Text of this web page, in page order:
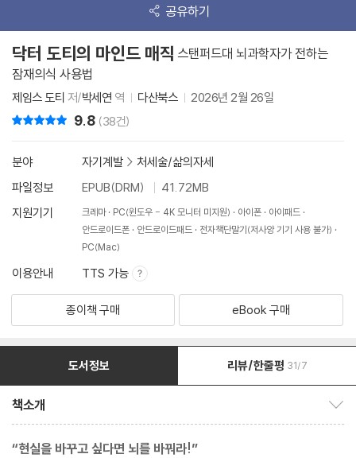
공유하기
닥터 도티의 마인드 매직 스탠퍼드대 뇌과학자가 전하는
잠재의식 사용법
제임스 도티 저/박세연 역 다산북스 2026년 2월 26일
9.8 (38건)
분야 자기계발 > 처세술/삶의자세
파일정보
EPUB(DRM)
41.72MB
지원기기
크레마 PC(윈도우 - 4K 모니터 미지원) 아이폰
아이패드
안드로이드폰
안드로이드패드
전자책단말기(저사양 기기 사용 불가)
PC(Mac)
이용안내 TTS 가능
종이책 구매 eBook 구매
도서정보 리뷰/한줄평 31/7
책소개
“현실을 바꾸고 싶다면 뇌를 바꿔라!”